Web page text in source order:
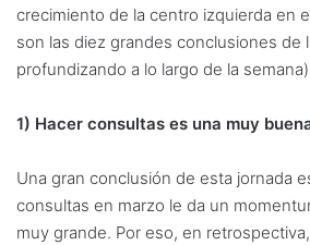
crecimiento de la centro izquierda en
son las diez grandes conclusiones de
profundizando a lo largo de la
1) Hacer consultas es una muy
Una gran conclusión de esta jornada
consultas en marzo le da un
muy grande. Por eso, en